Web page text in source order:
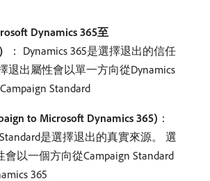
Dynamics 365至
： Dynamics 365是選擇退出的信任
退出屬性會以單一方向從Dynamics
Standard
to Microsoft Dynamics 365) ：
是選擇退出的真實來源。 選
會以一個方向從Campaign Standard
365